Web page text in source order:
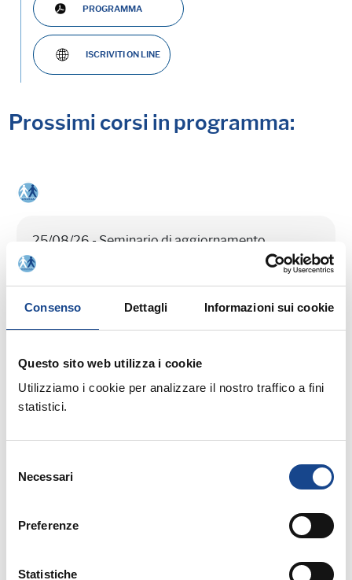
Consenso Dettagli Informazioni sui cookie
Questo sito web utilizza i cookie
Utilizziamo i cookie per analizzare il nostro traffico a fini
statistici.
delNecessari
Preferenze
Statistiche
PROGRAMMA
ISCRIVITI ON LINE
Prossimi corsi in programma:
25/08/26 - Seminario di aggiornamento
professionale
CASTEL SAN PIETRO TERME (BO) -
Estate all'ombra dei cipressi
Seminario di aggiornamento professionale
03/09/26 - Seminario di aggiornamento
CASTEL SAN PIETRO TERME (BO) -